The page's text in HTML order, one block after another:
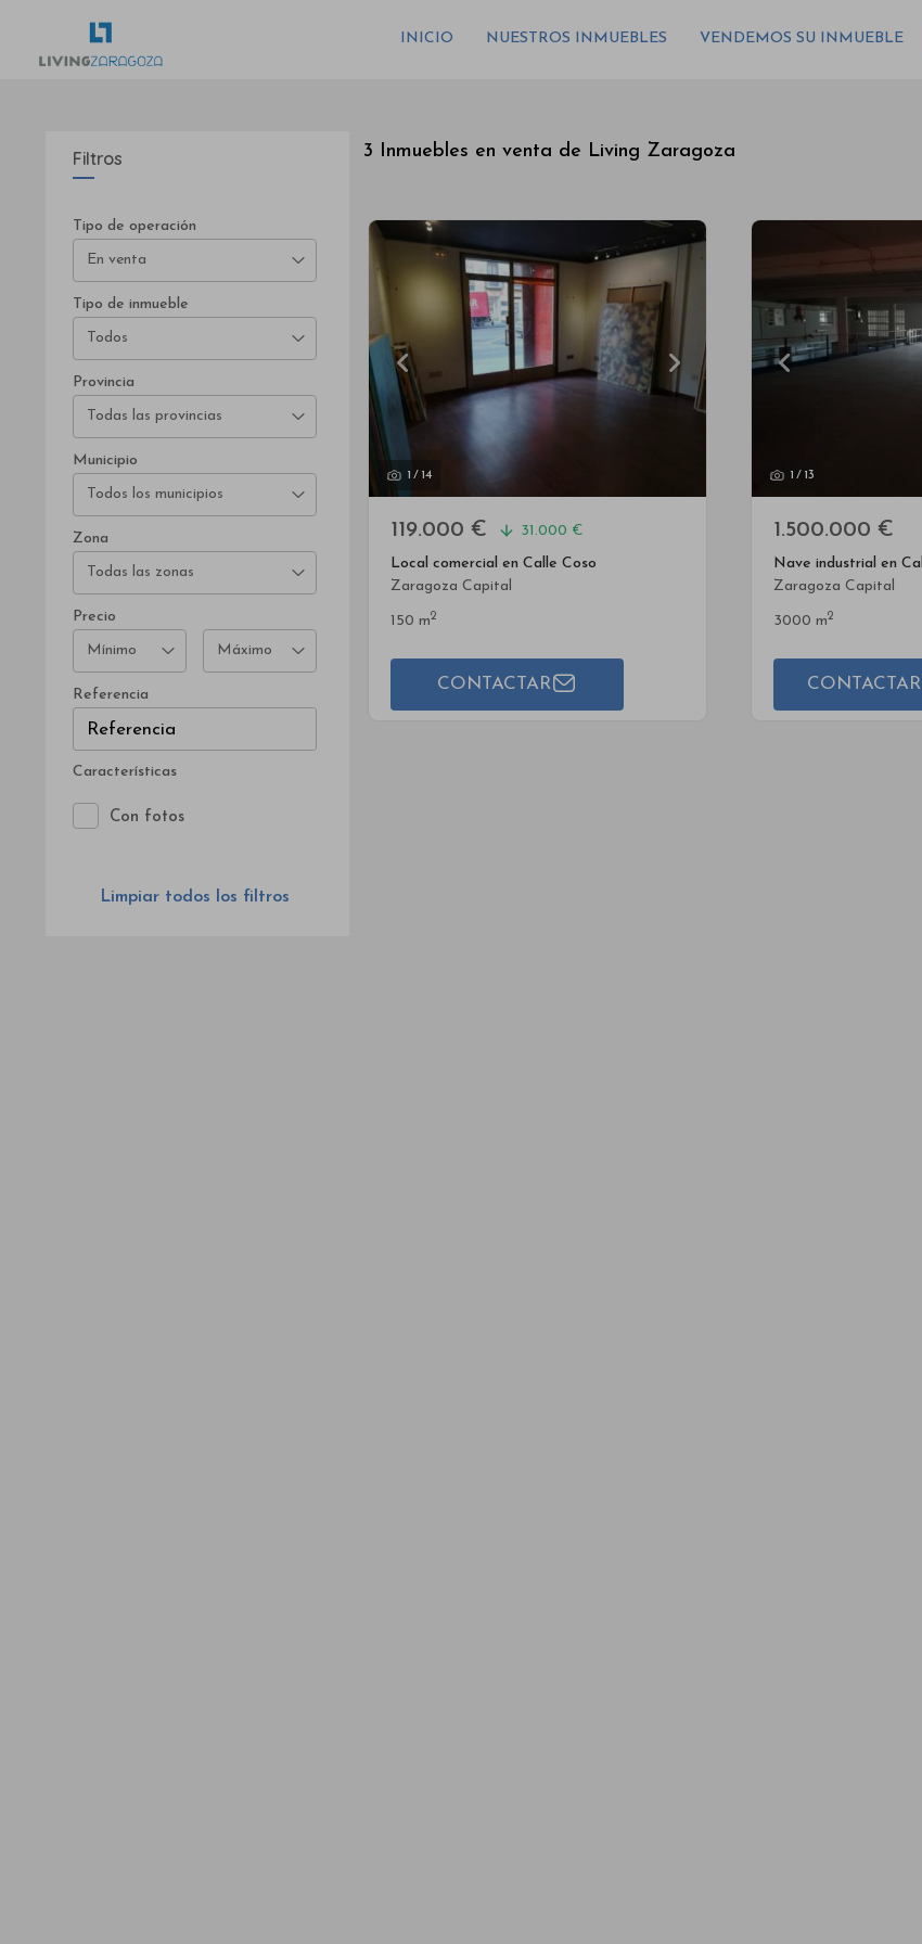
INICIO NUESTROS INMUEBLES VENDEMOS SU INMUEBLE
Filtros
Tipo de operación
En venta
Tipo de inmueble
Todos
Provincia
Todas las provincias
Municipio
Todos los municipios
Zona
Todas las zonas
Precio
Mínimo Máximo
Referencia
Características
Con fotos
Limpiar todos los filtros
3 Inmuebles en venta de Living Zaragoza
1 / 14
119.000 €
31.000 €
Local comercial en Calle Coso
Zaragoza Capital
150 m2
CONTACTAR
1 / 13
1.500.000 €
Zaragoza Capital
3000 m2
CONTACTAR